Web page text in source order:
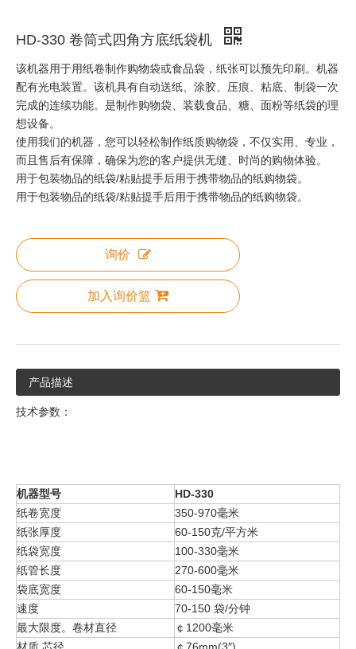
HD-330 卷筒式四角方底纸袋机
该机器用于用纸卷制作购物袋或食品袋，纸张可以预先印刷。机器
配有光电装置。该机具有自动送纸、涂胶、压痕、粘底、制袋一次
完成的连续功能。是制作购物袋、装载食品、糖、面粉等纸袋的理
想设备。
使用我们的机器，您可以轻松制作纸质购物袋，不仅实用、专业，
而且售后有保障，确保为您的客户提供无缝、时尚的购物体验。
用于包装物品的纸袋/粘贴提手后用于携带物品的纸购物袋。
用于包装物品的纸袋/粘贴提手后用于携带物品的纸购物袋。
询价
加入询价篮
产品描述
技术参数：
机器型号
HD-330
纸卷宽度
350-970毫米
纸张厚度
60-150克/平方米
纸袋宽度
100-330毫米
纸管长度
270-600毫米
袋底宽度
60-150毫米
速度
70-150 袋/分钟
最大限度。卷材直径
￠1200毫米